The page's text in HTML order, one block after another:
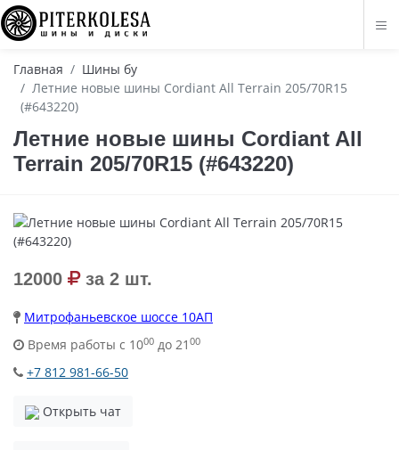
Главная
Шины бу
Летние новые шины Cordiant All Terrain 205/70R15
(#643220)
Летние новые шины Cordiant All
Terrain 205/70R15 (#643220)
12000 за 2 шт.
Митрофаньевское шоссе 10АП
Время работы с 1000 до 21 00
+7 812 981-66-50
Открыть чат